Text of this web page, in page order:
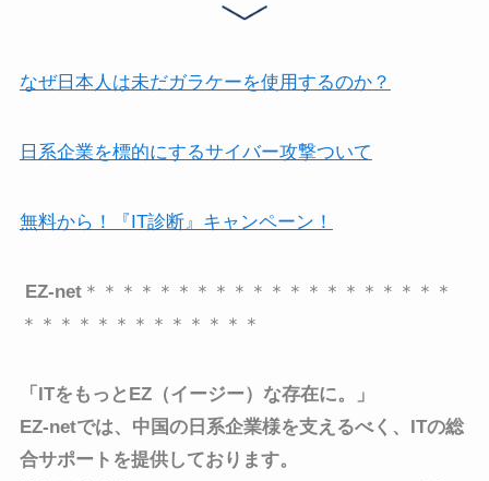
なぜ日本人は未だガラケーを使用するのか？
日系企業を標的にするサイバー攻撃ついて
無料から！『IT診断』キャンペーン！
EZ-net＊＊＊＊＊＊＊＊＊＊＊＊＊＊＊＊＊＊＊＊
＊＊＊＊＊＊＊＊＊＊＊＊＊
「ITをもっとEZ（イージー）な存在に。」
EZ-netでは、中国の日系企業様を支えるべく、
ITの総
合サポートを提供しております。